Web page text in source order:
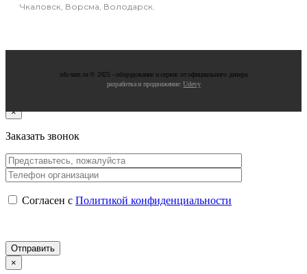
Чкаловск, Ворсма, Володарск.
sds-sam.ru © 2025 - oбopудoвaниe и cepвиc oт oфициaльнoгo дилepa
разработка и продвижение:Udevy
×
Заказать звонок
Согласен с Политикой конфиденциальности
×